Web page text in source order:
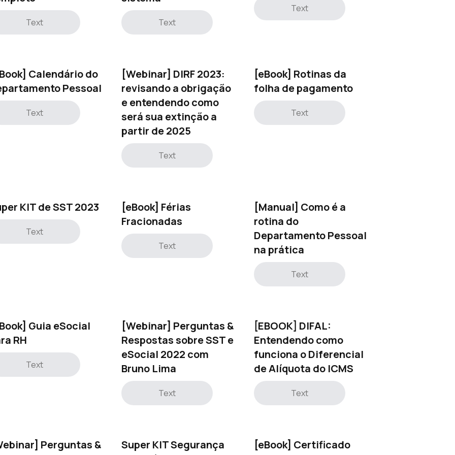
Text Text
Text
Calendário do
Pessoal
Text
[Webinar] DIRF 2023:
revisando a obrigação
e entendendo como
será sua extinção a
partir de 2025
Text
[eBook] Rotinas da
folha de pagamento
Text
KIT de SST 2023
Text
[eBook] Férias
Fracionadas
Text
[Manual] Como é a
rotina do
Departamento Pessoal
na prática
Text
Guia eSocial
RH
Text
[Webinar] Perguntas &
Respostas sobre SST e
eSocial 2022 com
Bruno Lima
Text
[EBOOK] DIFAL:
Entendendo como
funciona o Diferencial
de Alíquota do ICMS
Text
Perguntas &
Super KIT Segurança
[eBook] Certificado